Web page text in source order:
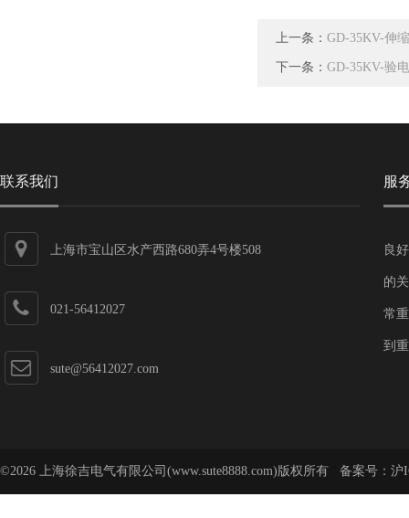
上一条： GD-35KV-伸
下一条： GD-35KV-验
联系我们
上海市宝山区水产西路680弄4号楼508
021-56412027
sute@56412027.com
服
良
的
常
到
©2026 上海徐吉电气有限公司(www.sute8888.com)版权所有 备案号： 沪